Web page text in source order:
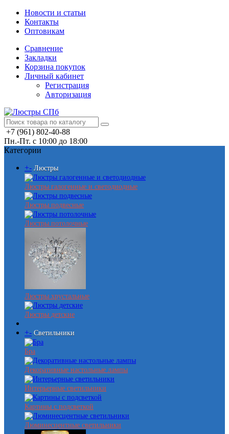
Новости и статьи
Контакты
Оптовикам
Сравнение
Закладки
Корзина покупок
Личный кабинет
Регистрация
Авторизация
+7 (961) 802-40-88
Пн.-Пт. с 10:00 до 18:00
Категории
+- Люстры
Люстры галогенные и светодиодные
Люстры подвесные
Люстры потолочные
Люстры хрустальные
Люстры детские
+- Светильники
Бра
Декоративные настольные лампы
Интерьерные светильники
Картины с подсветкой
Люминесцентные светильники